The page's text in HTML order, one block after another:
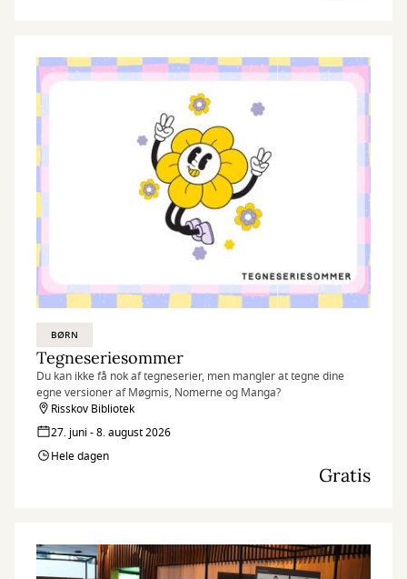
BØRN
Tegneseriesommer
Du kan ikke få nok af tegneserier, men mangler at tegne dine
egne versioner af Møgmis, Nomerne og Manga?
Risskov Bibliotek
27. juni - 8. august 2026
Hele dagen
Gratis